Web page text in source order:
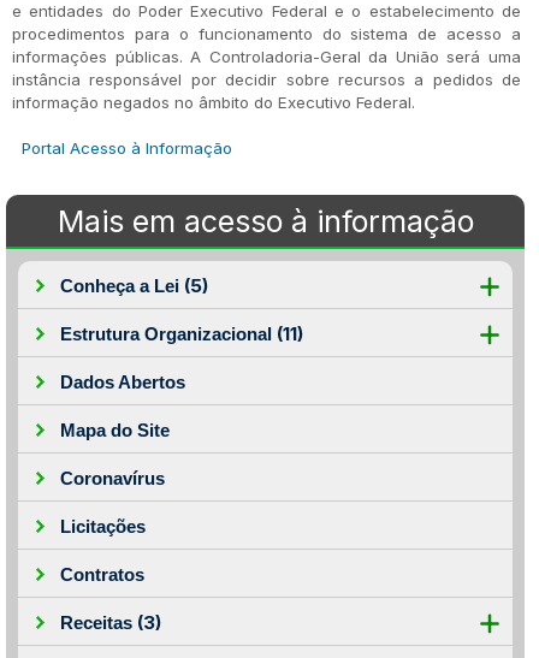
e entidades do Poder Executivo Federal e o estabelecimento de
procedimentos para o funcionamento do sistema de acesso a
informações públicas. A Controladoria-Geral da União será uma
instância responsável por decidir sobre recursos a pedidos de
informação negados no âmbito do Executivo Federal.
Portal Acesso à Informação
Mais em acesso à informação
Conheça a Lei (5)
Estrutura Organizacional (11)
Dados Abertos
Mapa do Site
Coronavírus
Licitações
Contratos
Receitas (3)